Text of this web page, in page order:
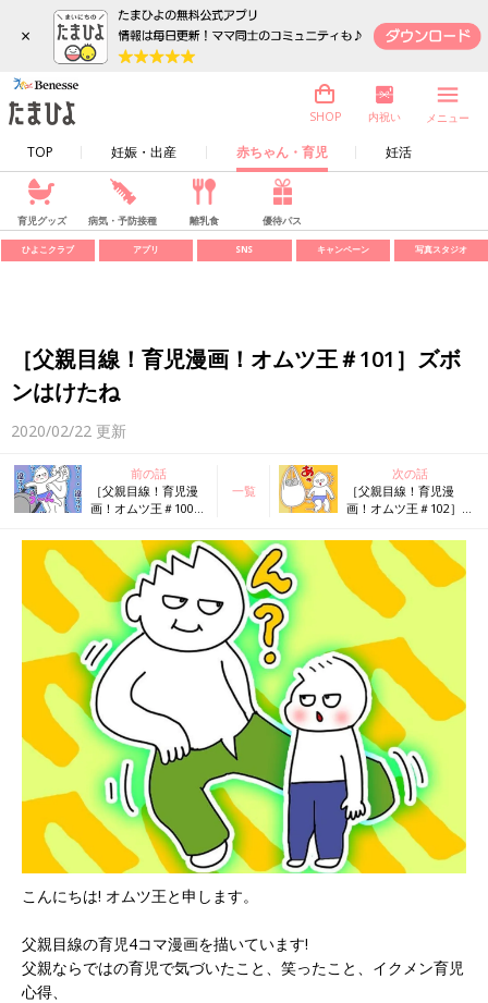
×
TOP 妊娠・出産 赤ちゃん・育児 妊活
SHOP 内祝い メニュー
育児グッズ 病気・予防接種 離乳食 優待パス
ひよこクラブ アプリ SNS キャンペーン 写真スタジオ
［父親目線！育児漫画！オムツ王＃101］ズボ
ンはけたね
2020/02/22 更新
前の話
［父親目線！育児漫
画！オムツ王＃100］
ゃない
一覧
次の話
［父親目線！育児漫
画！オムツ王＃102］
まった！
こんにちは! オムツ王と申します。
父親目線の育児4コマ漫画を描いています!
父親ならではの育児で気づいたこと、笑ったこと、イクメン育児
心得、